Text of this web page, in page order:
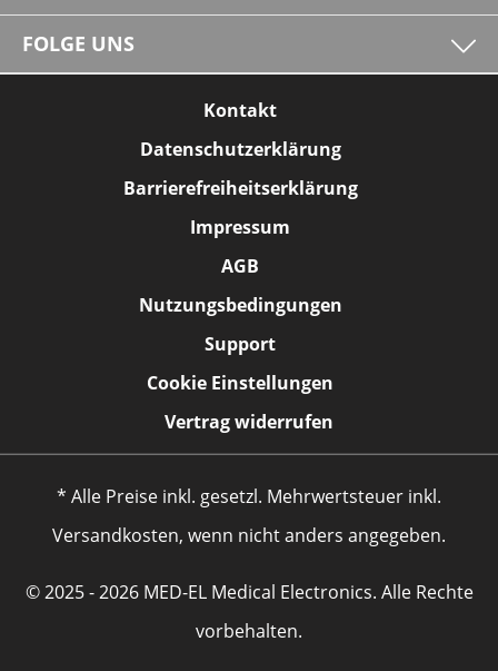
FOLGE UNS
Kontakt
Datenschutzerklärung
Barrierefreiheitserklärung
Impressum
AGB
Nutzungsbedingungen
Support
Cookie Einstellungen
Vertrag widerrufen
* Alle Preise inkl. gesetzl. Mehrwertsteuer inkl.
Versandkosten, wenn nicht anders angegeben.
© 2025 - 2026 MED-EL Medical Electronics. Alle Rechte
vorbehalten.